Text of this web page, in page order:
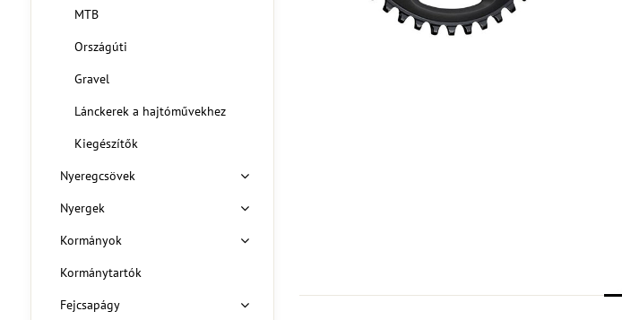
MTB
Országúti
Gravel
Lánckerek a hajtóművekhez
Kiegészítők
Nyeregcsövek
Nyergek
Kormányok
Kormánytartók
Fejcsapágy